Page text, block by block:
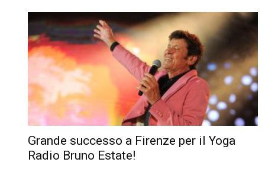
Grande successo a Firenze per il Yoga
Radio Bruno Estate!